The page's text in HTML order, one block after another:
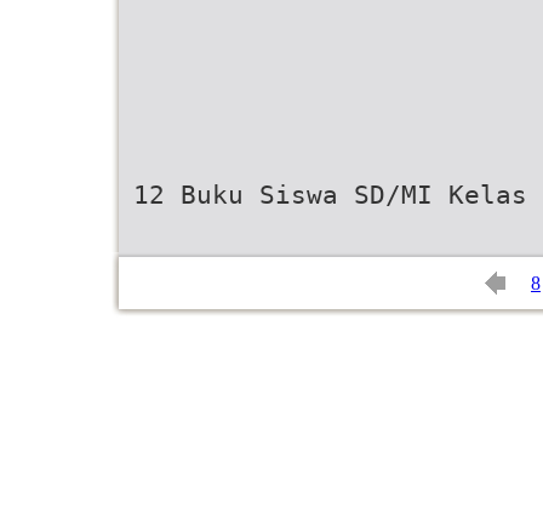
12 Buku Siswa SD/MI Kelas
8